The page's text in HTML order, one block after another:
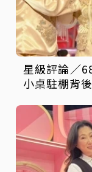
星級評論／
小桌駐棚背